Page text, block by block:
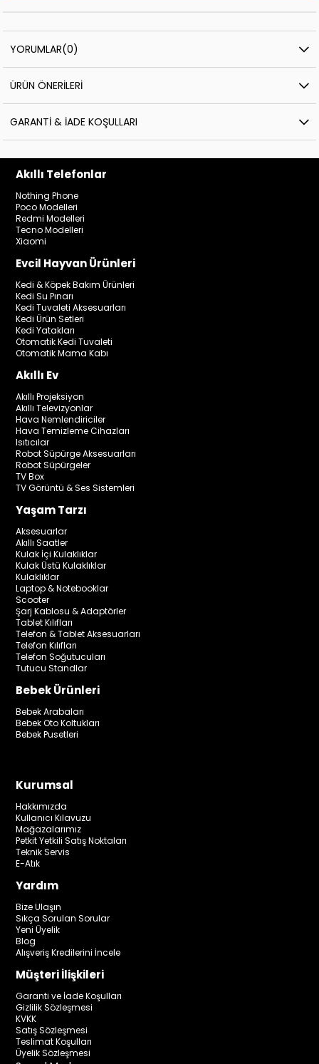
YORUMLAR(0)
ÜRÜN ÖNERILERI
GARANTI & İADE KOŞULLARI
Akıllı Telefonlar
Nothing Phone
Poco Modelleri
Redmi Modelleri
Tecno Modelleri
Xiaomi
Evcil Hayvan Ürünleri
Kedi & Köpek Bakım Ürünleri
Kedi Su Pınarı
Kedi Tuvaleti Aksesuarları
Kedi Ürün Setleri
Kedi Yatakları
Otomatik Kedi Tuvaleti
Otomatik Mama Kabı
Akıllı Ev
Akıllı Projeksiyon
Akıllı Televizyonlar
Hava Nemlendiriciler
Hava Temizleme Cihazları
Isıtıcılar
Robot Süpürge Aksesuarları
Robot Süpürgeler
TV Box
TV Görüntü & Ses Sistemleri
Yaşam Tarzı
Aksesuarlar
Akıllı Saatler
Kulak İçi Kulaklıklar
Kulak Üstü Kulaklıklar
Kulaklıklar
Laptop & Notebooklar
Scooter
Şarj Kablosu & Adaptörler
Tablet Kılıfları
Telefon & Tablet Aksesuarları
Telefon Kılıfları
Telefon Soğutucuları
Tutucu Standlar
Bebek Ürünleri
Bebek Arabaları
Bebek Oto Koltukları
Bebek Pusetleri
Kurumsal
Hakkımızda
Kullanıcı Kılavuzu
Mağazalarımız
Petkit Yetkili Satış Noktaları
Teknik Servis
E-Atık
Yardım
Bize Ulaşın
Sıkça Sorulan Sorular
Yeni Üyelik
Blog
Alışveriş Kredilerini İncele
Müşteri İlişkileri
Garanti ve İade Koşulları
Gizlilik Sözleşmesi
KVKK
Satış Sözleşmesi
Teslimat Koşulları
Üyelik Sözleşmesi